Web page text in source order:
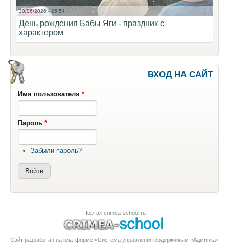
30/06/2026 - 15:54
День рождения Бабы Яги - праздник с
характером
ВХОД НА САЙТ
Имя пользователя *
Пароль *
Забыли пароль?
Портал crimea-school.ru
Сайт разработан на платформе «Система управления содержимым «Админка»